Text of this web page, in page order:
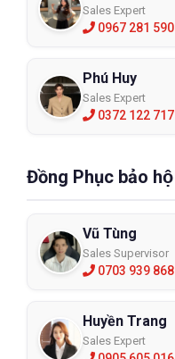
Sales Expert
0967 281 590
Phú Huy
Sales Expert
0372 122 717
Đồng Phục bảo hộ
Vũ Tùng
Sales Supervisor
0703 939 868
Huyền Trang
Sales Expert